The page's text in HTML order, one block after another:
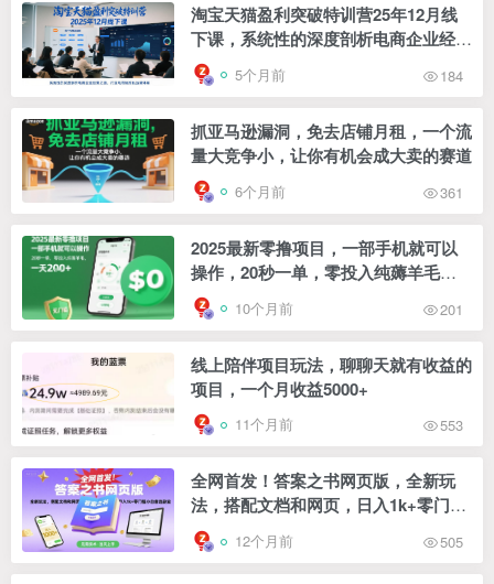
淘宝天猫盈利突破特训营25年12月线
下课，系统性的深度剖析电商企业经营
之道，打造电商标准化运营体系
5个月前 184
抓亚马逊漏洞，免去店铺月租，一个流
量大竞争小，让你有机会成大卖的赛道
6个月前 361
2025最新零撸项目，一部手机就可以
操作，20秒一单，零投入纯薅羊毛，
无门槛，一天200+【揭秘】
10个月前 201
线上陪伴项目玩法，聊聊天就有收益的
项目，一个月收益5000+
11个月前 553
全网首发！答案之书网页版，全新玩
法，搭配文档和网页，日入1k+零门槛
小白首选副业
12个月前 505